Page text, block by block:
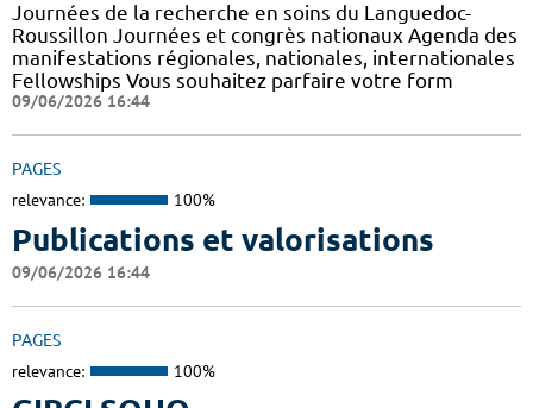
Journées de la recherche en soins du Languedoc-
Roussillon Journées et congrès nationaux Agenda des
manifestations régionales, nationales, internationales
Fellowships Vous souhaitez parfaire votre form
09/06/2026 16:44
PAGES
relevance: 100%
Publications et valorisations
09/06/2026 16:44
PAGES
relevance: 100%